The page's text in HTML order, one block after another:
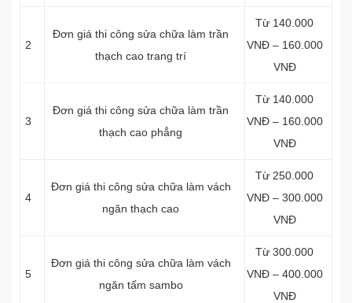
2
Đơn giá thi công sửa chữa làm trần
thạch cao trang trí
Từ 140.000
VNĐ – 160.000
VNĐ
3
Đơn giá thi công sửa chữa làm trần
thạch cao phẳng
Từ 140.000
VNĐ – 160.000
VNĐ
4
Đơn giá thi công sửa chữa làm vách
ngăn thạch cao
Từ 250.000
VNĐ – 300.000
VNĐ
5
Đơn giá thi công sửa chữa làm vách
ngăn tấm sambo
Từ 300.000
VNĐ – 400.000
VNĐ